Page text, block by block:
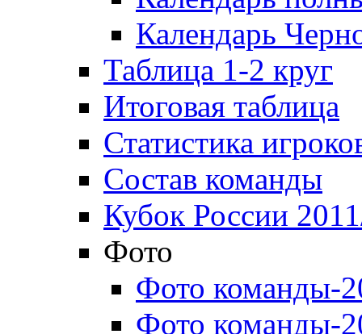
Календарь
Таблица 1-2 круг
Итоговая таблица
Статистика
Состав команды
Кубок России
Фото
Фото команды-
Фото команды-